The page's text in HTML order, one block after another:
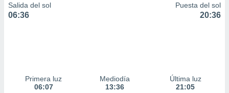
Salida del sol
06:36
Puesta del sol
20:36
Primera luz
06:07
Mediodía
13:36
Última luz
21:05